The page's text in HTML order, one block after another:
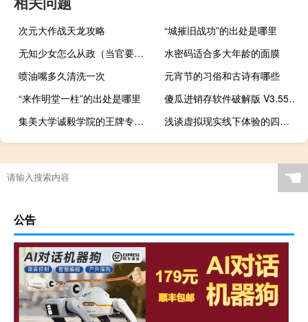
次元大作战天龙攻略
“城摧旧战功”的出处是哪里
无知少女怎么从政（当官要无知少女是什么意思）
水密码适合多大年龄的面膜
喷油嘴多久清洗一次
元宵节的习俗和古诗有哪些
“来作明堂一柱”的出处是哪里
傻瓜进销存软件破解版 V3.55 免加密狗版（傻瓜进销存软件破解版 V3.55 免加密狗版功能简介）
集美大学诚毅学院的王牌专业是什么
浅谈虚拟现实线下体验的四大市场及区别
☚
公告